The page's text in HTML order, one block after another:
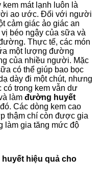
mát lạnh luôn là
ao ước. Đối với người
cảm giác ảo giác an
béo ngậy của sữa và
Thực tế, các món
một lượng đường
của nhiều người. Mặc
có thể giúp bao bọc
dày đi một chút, nhưng
có trong kem vẫn dư
làm đường huyết
Các dòng kem cao
thậm chí còn được gia
làm gia tăng mức độ
hiệu quả cho